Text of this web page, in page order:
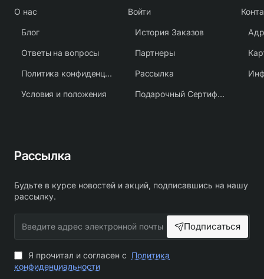
О нас
Блог
Ответы на вопросы
Политика конфиденциальности
Условия и положения
Войти
История Заказов
Партнеры
Рассылка
Подарочный Сертификат
Рассылка
Будьте в курсе новостей и акций, подписавшись на нашу
рассылку.
адрес
электронной
почты
Подписаться
Я прочитал и согласен с Политика
конфиденциальности